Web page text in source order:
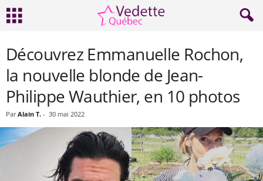
Découvrez Emmanuelle Rochon,
la nouvelle blonde de Jean-
Philippe Wauthier, en 10 photos
Par Alain T. - 30 mai 2022